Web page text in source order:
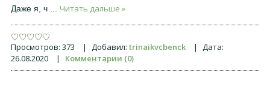
Даже я, ч Читать дальше »
Просмотров: 373 | Добавил: trinaikvcbenck |
Дата:
26.08.2020
| Комментарии (0)